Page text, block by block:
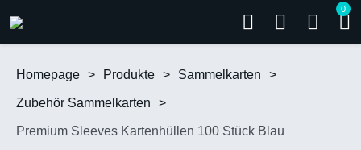
0
Homepage > Produkte > Sammelkarten >
Zubehör Sammelkarten >
Premium Sleeves Kartenhüllen 100 Stück Blau